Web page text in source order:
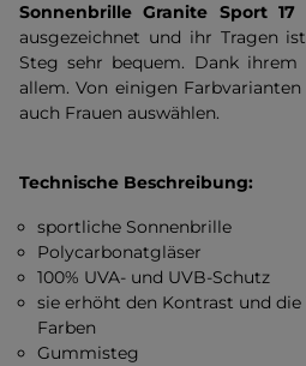
Sonnenbrille Granite Sport 17
ausgezeichnet und ihr Tragen
Steg sehr bequem. Dank
allem. Von einigen
auch Frauen auswählen.
Technische Beschreibung:
sportliche Sonnenbrille
Polycarbonatgläser
100% UVA- und UVB-Schutz
sie erhöht den Kontrast und
Farben
Gummisteg